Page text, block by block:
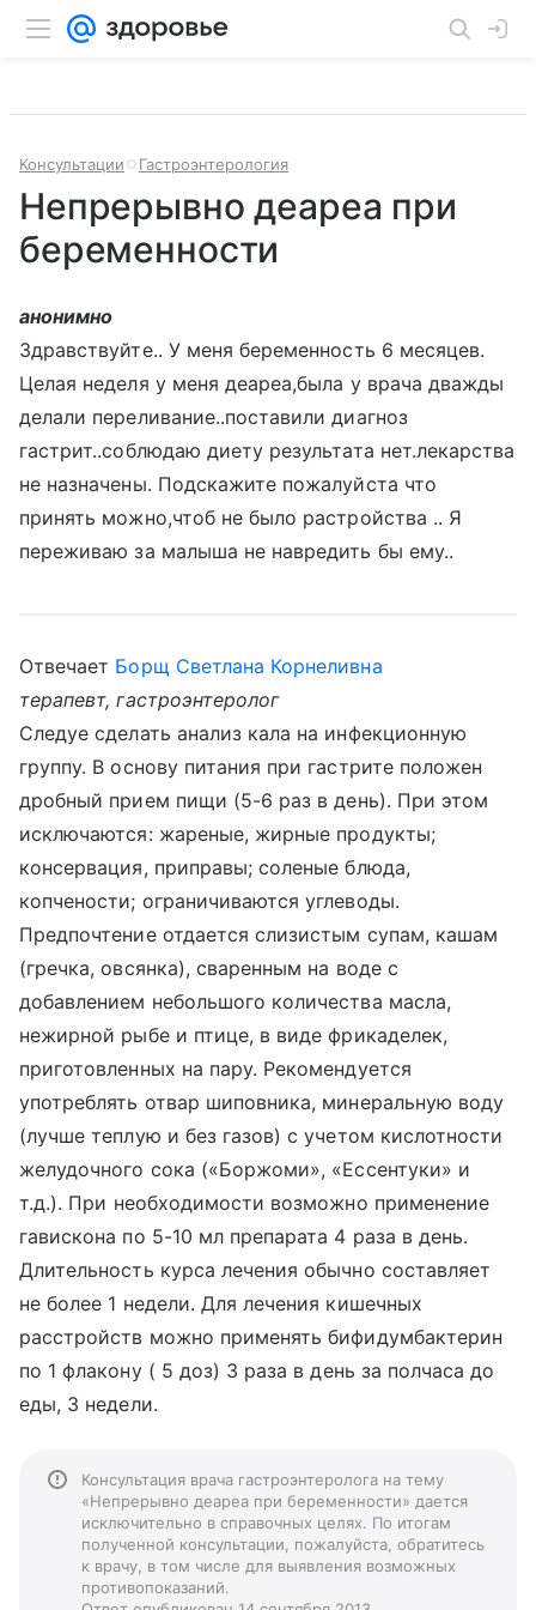
Консультации Гастроэнтерология
Непрерывно деареа при
беременности
анонимно
Здравствуйте.. У меня беременность 6 месяцев.
Целая неделя у меня деареа,была у врача дважды
делали переливание..поставили диагноз
гастрит..соблюдаю диету результата нет.лекарства
не назначены. Подскажите пожалуйста что
принять можно,чтоб не было растройства .. Я
переживаю за малыша не навредить бы ему..
Отвечает Борщ Светлана Корнеливна
терапевт, гастроэнтеролог
Следуе сделать анализ кала на инфекционную
группу. В основу питания при гастрите положен
дробный прием пищи (5-6 раз в день). При этом
исключаются: жареные, жирные продукты;
консервация, приправы; соленые блюда,
копчености; ограничиваются углеводы.
Предпочтение отдается слизистым супам, кашам
(гречка, овсянка), сваренным на воде с
добавлением небольшого количества масла,
нежирной рыбе и птице, в виде фрикаделек,
приготовленных на пару. Рекомендуется
употреблять отвар шиповника, минеральную воду
(лучше теплую и без газов) с учетом кислотности
желудочного сока («Боржоми», «Ессентуки» и
т.д.). При необходимости возможно применение
гавискона по 5-10 мл препарата 4 раза в день.
Длительность курса лечения обычно составляет
не более 1 недели. Для лечения кишечных
расстройств можно применять бифидумбактерин
по 1 флакону ( 5 доз) 3 раза в день за полчаса до
еды, 3 недели.
Консультация врача гастроэнтеролога на тему
«Непрерывно деареа при беременности» дается
исключительно в справочных целях. По итогам
полученной консультации, пожалуйста, обратитесь
к врачу, в том числе для выявления возможных
противопоказаний.